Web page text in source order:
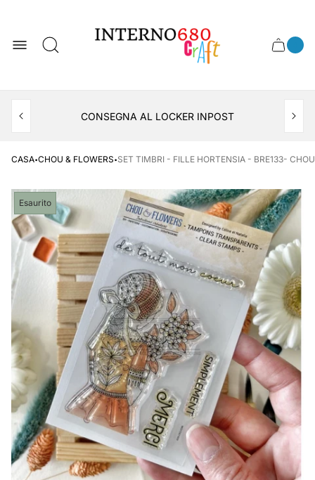
del
negozio
Cassetto
CONSEGNA AL LOCKER INPOST
CASA·CHOU & FLOWERS·SET TIMBRI - FILLE HORTENSIA - BRE133-
Etichetta
del
prodotto:
Esaurito